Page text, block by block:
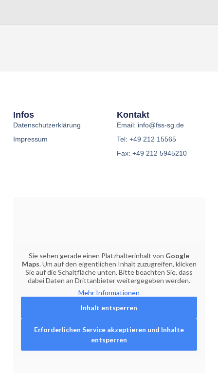
Infos
Datenschutzerklärung
Impressum
Kontakt
Email: info@fss-sg.de
Tel: +49 212 15565
Fax: +49 212 5945210
Sie sehen gerade einen Platzhalterinhalt von Google
Maps. Um auf den eigentlichen Inhalt zuzugreifen, klicken
Sie auf die Schaltfläche unten. Bitte beachten Sie, dass
dabei Daten an Drittanbieter weitergegeben werden.
Mehr Informationen
Inhalt entsperren
Erforderlichen Service akzeptieren und Inhalte
entsperren